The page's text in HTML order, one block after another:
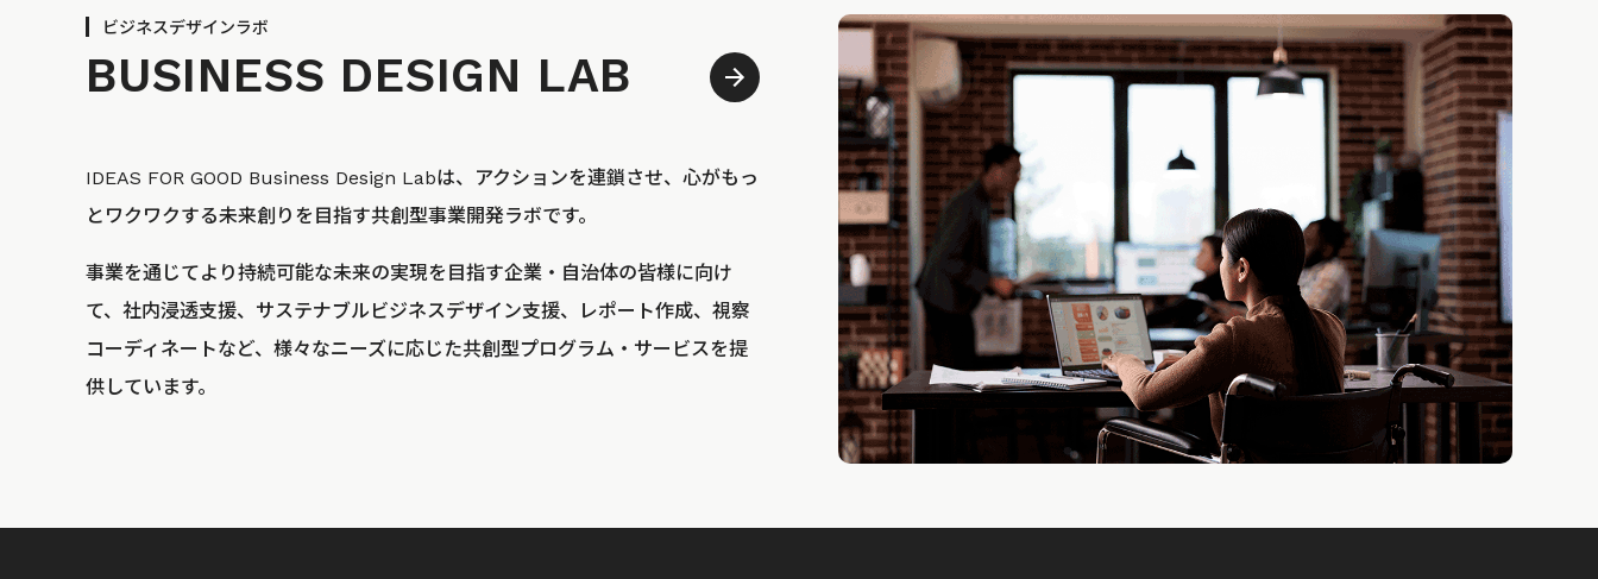
ビジネスデザインラボ
BUSINESS DESIGN LAB
IDEAS FOR GOOD Business Design Labは、アクションを連鎖させ、心がもっ
とワクワクする未来創りを目指す共創型事業開発ラボです。
事業を通じてより持続可能な未来の実現を目指す企業・自治体の皆様に向け
て、社内浸透支援、サステナブルビジネスデザイン支援、レポート作成、視察
コーディネートなど、様々なニーズに応じた共創型プログラム・サービスを提
供しています。